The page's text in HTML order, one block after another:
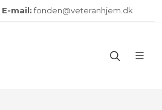
E-mail: fonden@veteranhjem.dk